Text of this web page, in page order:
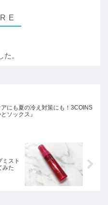
。
にも夏の冷え対策にも！3COINS
ソックス』
ミスト
みた